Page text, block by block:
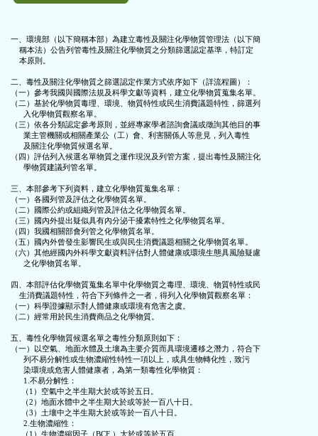
按
鈕
區
一、環境部（以下簡稱本部）為建立毒性及關注化學物質管理法（以下簡
二、毒性及關注化學物質之篩選認定作業方式依序如下（詳流程圖）：
（一）參考我國與國際法規及科學文獻等資料，建立化學物質蒐集名單。
（二）基於化學物質毒理、環境、物質特性或民生消費議題特性，篩選列
（三）依各分類認定參考原則，並經專家學者諮詢會議或徵詢其他目的事
（四）評估列入候選名單物質之運作現況及列管方案，提出毒性及關注化
三、本部參考下列資料，建立化學物質蒐集名單：
（一）各國列管及評估之化學物質名單。
（二）國際公約或組織列管及評估之化學物質名單。
（三）國內外提出疑似具有內分泌干擾素特性之化學物質名單。
（四）我國相關部會列管之化學物質名單。
（五）國內外曾發生影響民生或與民生消費議題相關之化學物質名單。
（六）其他經國內外科學文獻資料評估對人體健康或環境生態具風險疑慮
四、本部評估化學物質蒐集名單中化學物質之毒理、環境、物質特性或民
（一）科學證據顯示對人體健康或環境有危害之虞。
（二）經常用於民生消費商品之化學物質。
五、毒性化學物質候選名單之毒性分類原則如下：
（一）以空氣、地面水體及土壤為主要介質而具環境遷移之潛力，符合下